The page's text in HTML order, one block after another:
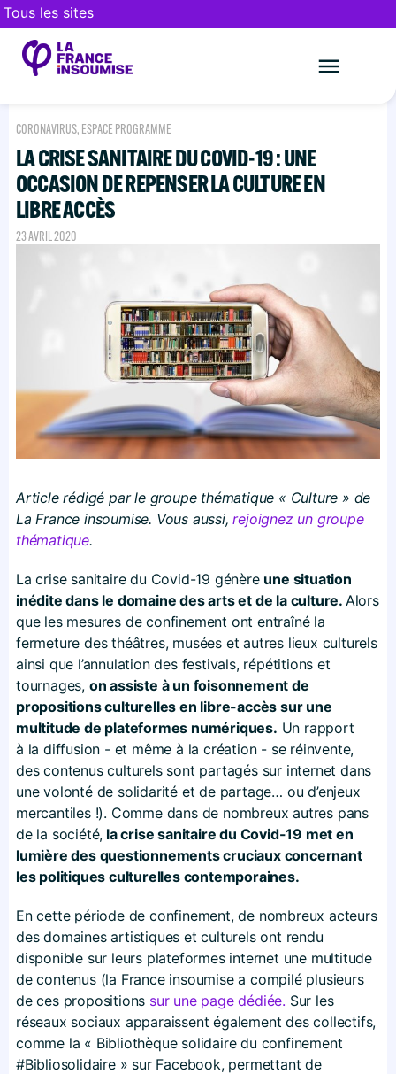
Tous les sites
CORONAVIRUS, ESPACE PROGRAMME
LA CRISE SANITAIRE DU COVID-19 : UNE
OCCASION DE REPENSER LA CULTURE EN
LIBRE ACCÈS
23 AVRIL 2020
Article rédigé par le groupe thématique « Culture » de
La France insoumise. Vous aussi,rejoignez un groupe
thématique.
La crise sanitaire du Covid-19 génère une situation
inédite dans le domaine des arts et de la culture. Alors
que les mesures de confinement ont entraîné la
fermeture des théâtres, musées et autres lieux culturels
ainsi que l’annulation des festivals, répétitions et
tournages, on assiste à un foisonnement de
propositions culturelles en libre-accès sur une
multitude de plateformes numériques. Un rapport
à la diffusion - et même à la création - se réinvente,
des contenus culturels sont partagés sur internet dans
une volonté de solidarité et de partage… ou d’enjeux
mercantiles !). Comme dans de nombreux autres pans
de la société, la crise sanitaire du Covid-19 met en
lumière des questionnements cruciaux concernant
les politiques culturelles contemporaines.
En cette période de confinement, de nombreux acteurs
des domaines artistiques et culturels ont rendu
disponible sur leurs plateformes internet une multitude
de contenus (la France insoumise a compilé plusieurs
de ces propositions sur une page dédiée. Sur les
réseaux sociaux apparaissent également des collectifs,
comme la « Bibliothèque solidaire du confinement
#Bibliosolidaire » sur Facebook, permettant de